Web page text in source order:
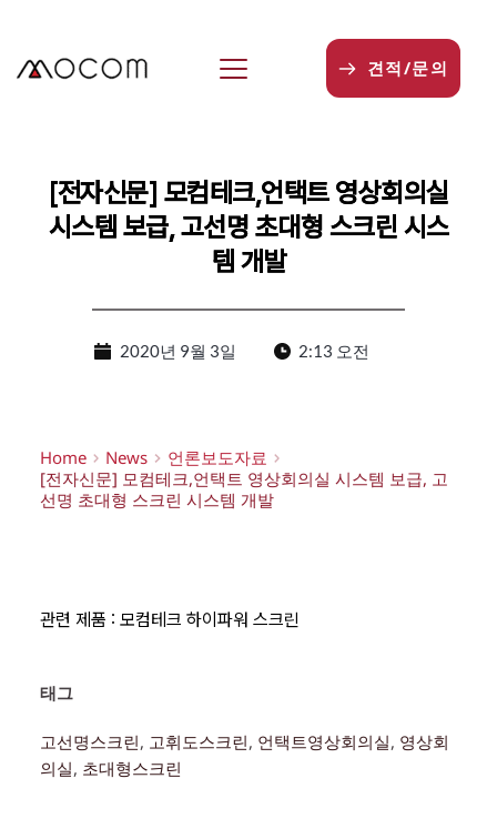
견적/문의
[전자신문] 모컴테크,언택트 영상회의실
시스템 보급, 고선명 초대형 스크린 시스
템 개발
2020년 9월 3일 2:13 오전
Home News
언론보도자료
[전자신문] 모컴테크,언택트 영상회의실 시스템 보급, 고
선명 초대형 스크린 시스템 개발
관련 제품 : 모컴테크 하이파워 스크린
태그
고선명스크린, 고휘도스크린, 언택트영상회의실, 영상회
의실, 초대형스크린